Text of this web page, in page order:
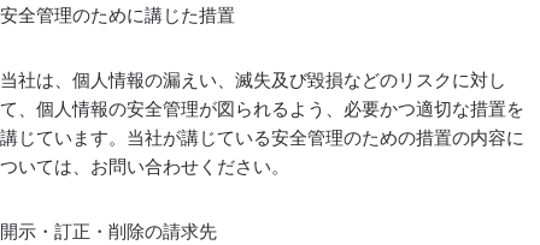
安全管理のために講じた措置
当社は、個人情報の漏えい、滅失及び毀損などのリスクに対し
て、個人情報の安全管理が図られるよう、必要かつ適切な措置を
講じています。当社が講じている安全管理のための措置の内容に
ついては、お問い合わせください。
開示・訂正・削除の請求先